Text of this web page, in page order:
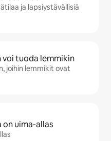
ja lapsiystävällisiä
voi tuoda lemmikin
joihin lemmikit ovat
on uima-allas